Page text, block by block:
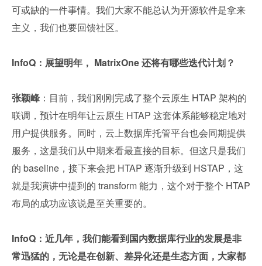
可或缺的一件事情。我们大家不能总认为开源软件是拿来
主义，我们也要回馈社区。
InfoQ：展望明年， MatrixOne 还将有哪些迭代计划？
张颖峰 ：目前，我们刚刚完成了整个云原生 HTAP 架构的
联调，预计在明年让云原生 HTAP 这套体系能够稳定地对
用户提供服务。同时，云上数据库托管平台也会同期提供
服务，这是我们从中期来看最直接的目标。但这只是我们
的 baseline，接下来会把 HTAP 逐渐升级到 HSTAP，这
就是我演讲中提到的 transform 能力，这个对于整个 HTAP
布局的成功应该说是至关重要的。
InfoQ：近几年，我们能看到国内数据库行业的发展是非
常迅猛的，无论是在创新、差异化还是生态方面，大家都